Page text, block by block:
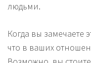
людьми.
Когда вы замечаете
что в ваших